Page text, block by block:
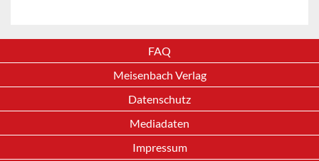
FAQ
Meisenbach Verlag
Datenschutz
Mediadaten
Impressum